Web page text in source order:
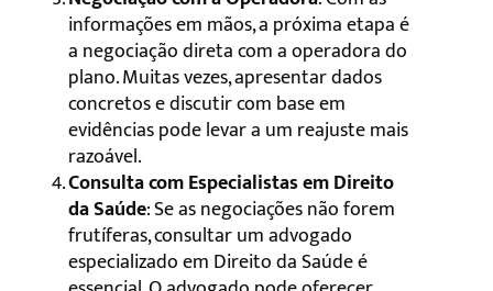
informações em mãos, a próxima etapa é
a negociação direta com a operadora do
plano. Muitas vezes, apresentar dados
concretos e discutir com base em
evidências pode levar a um reajuste mais
razoável.
Consulta com Especialistas em Direito
da Saúde: Se as negociações não forem
frutíferas, consultar um advogado
especializado em Direito da Saúde é